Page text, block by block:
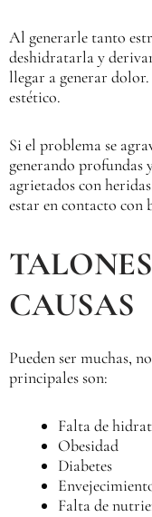
Al generarle tanto
deshidratarla y
llegar a generar
estético.
Si el problema se
generando profundas
agrietados con
estar en contacto con
CAUSAS
Pueden ser muchas,
principales son:
Falta de
Obesidad
Diabetes
Falta de